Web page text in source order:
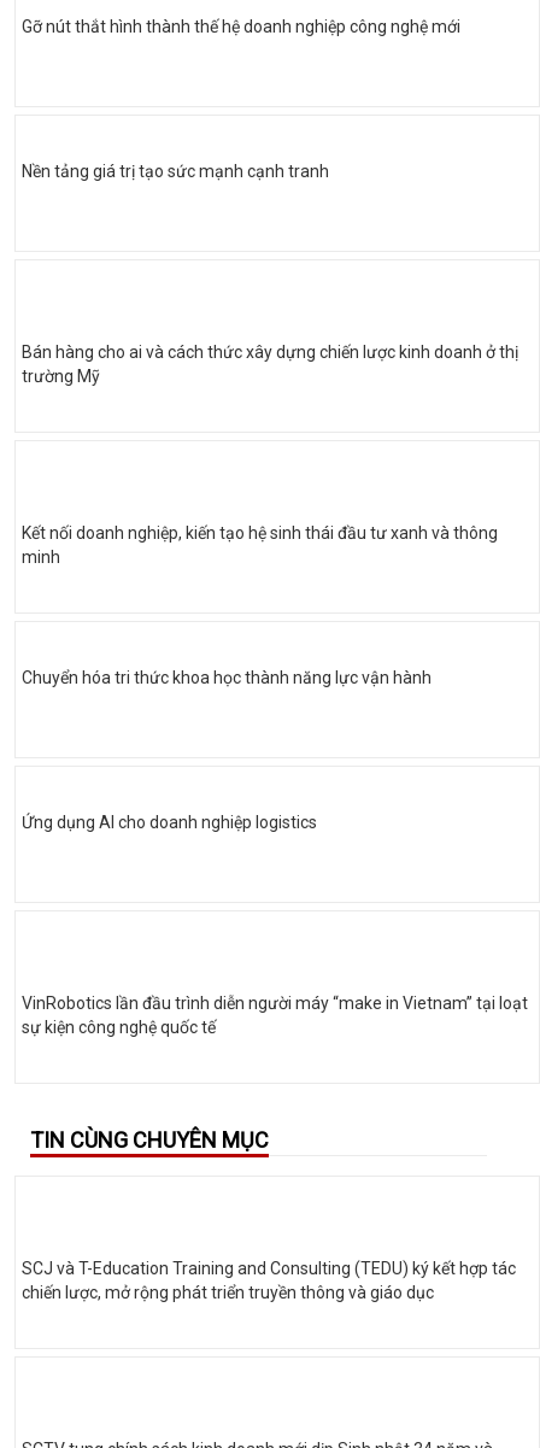
Gỡ nút thắt hình thành thế hệ doanh nghiệp công nghệ mới
Nền tảng giá trị tạo sức mạnh cạnh tranh
Bán hàng cho ai và cách thức xây dựng chiến lược kinh doanh ở thị
trường Mỹ
Kết nối doanh nghiệp, kiến tạo hệ sinh thái đầu tư xanh và thông
minh
Chuyển hóa tri thức khoa học thành năng lực vận hành
Ứng dụng AI cho doanh nghiệp logistics
VinRobotics lần đầu trình diễn người máy “make in Vietnam” tại loạt
sự kiện công nghệ quốc tế
TIN CÙNG CHUYÊN MỤC
SCJ và T-Education Training and Consulting (TEDU) ký kết hợp tác
chiến lược, mở rộng phát triển truyền thông và giáo dục